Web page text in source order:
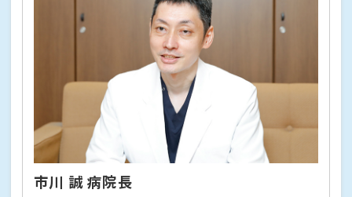
市川 誠 病院長